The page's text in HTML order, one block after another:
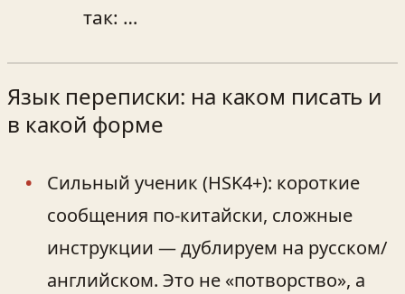
так: …
Язык переписки: на каком писать и
в какой форме
Сильный ученик (HSK4+): короткие
сообщения по-китайски, сложные
инструкции — дублируем на русском/
английском. Это не «потворство», а